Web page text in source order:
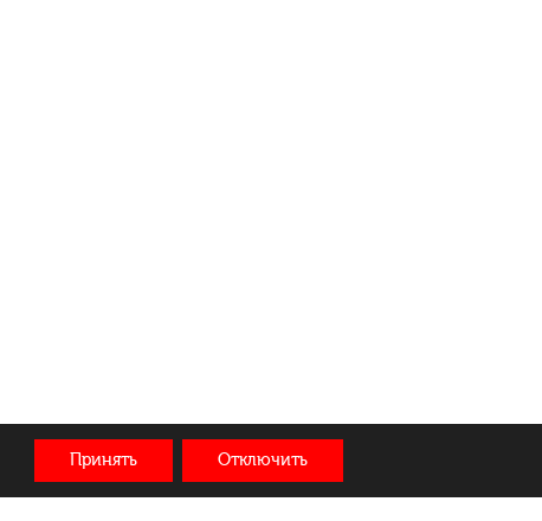
Принять Отключить